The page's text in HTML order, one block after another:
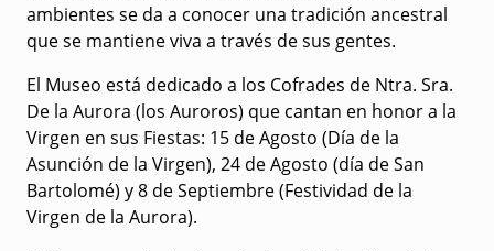
ambientes se da a conocer una tradición ancestral
que se mantiene viva a través de sus gentes.
El Museo está dedicado a los Cofrades de Ntra. Sra.
De la Aurora (los Auroros) que cantan en honor a la
Virgen en sus Fiestas: 15 de Agosto (Día de la
Asunción de la Virgen), 24 de Agosto (día de San
Bartolomé) y 8 de Septiembre (Festividad de la
Virgen de la Aurora).